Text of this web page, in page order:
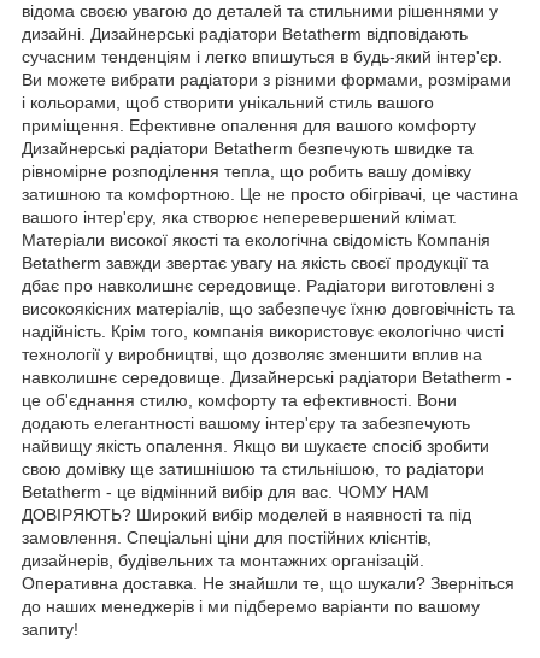
відома своєю увагою до деталей та стильними рішеннями у
дизайні. Дизайнерські радіатори Betatherm відповідають
сучасним тенденціям і легко впишуться в будь-який інтер'єр.
Ви можете вибрати радіатори з різними формами, розмірами
і кольорами, щоб створити унікальний стиль вашого
приміщення. Ефективне опалення для вашого комфорту
Дизайнерські радіатори Betatherm безпечують швидке та
рівномірне розподілення тепла, що робить вашу домівку
затишною та комфортною. Це не просто обігрівачі, це частина
вашого інтер'єру, яка створює неперевершений клімат.
Матеріали високої якості та екологічна свідомість Компанія
Betatherm завжди звертає увагу на якість своєї продукції та
дбає про навколишнє середовище. Радіатори виготовлені з
високоякісних матеріалів, що забезпечує їхню довговічність та
надійність. Крім того, компанія використовує екологічно чисті
технології у виробництві, що дозволяє зменшити вплив на
навколишнє середовище. Дизайнерські радіатори Betatherm -
це об'єднання стилю, комфорту та ефективності. Вони
додають елегантності вашому інтер'єру та забезпечують
найвищу якість опалення. Якщо ви шукаєте спосіб зробити
свою домівку ще затишнішою та стильнішою, то радіатори
Betatherm - це відмінний вибір для вас. ЧОМУ НАМ
ДОВІРЯЮТЬ? Широкий вибір моделей в наявності та під
замовлення. Спеціальні ціни для постійних клієнтів,
дизайнерів, будівельних та монтажних організацій.
Оперативна доставка. Не знайшли те, що шукали? Зверніться
до наших менеджерів і ми підберемо варіанти по вашому
запиту!